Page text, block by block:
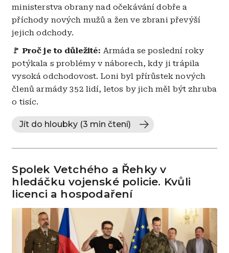
ministerstva obrany nad očekávání dobře a
příchody nových mužů a žen ve zbrani převýší
jejich odchody.
🚩 Proč je to důležité: Armáda se poslední roky
potýkala s problémy v náborech, kdy ji trápila
vysoká odchodovost. Loni byl přírůstek nových
členů armády 352 lidí, letos by jich měl být zhruba
o tisíc.
Jít do hloubky (3 min čtení)
Spolek Vetchého a Řehky v
hledáčku vojenské policie. Kvůli
licenci a hospodaření